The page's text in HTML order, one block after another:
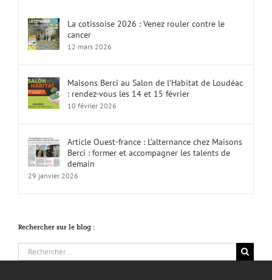
La cotissoise 2026 : Venez rouler contre le
cancer
12 mars 2026
Maisons Berci au Salon de l’Habitat de Loudéac
: rendez-vous les 14 et 15 février
10 février 2026
Article Ouest-france : L’alternance chez Maisons
Berci : former et accompagner les talents de
demain
29 janvier 2026
Rechercher sur le blog :
Rechercher: